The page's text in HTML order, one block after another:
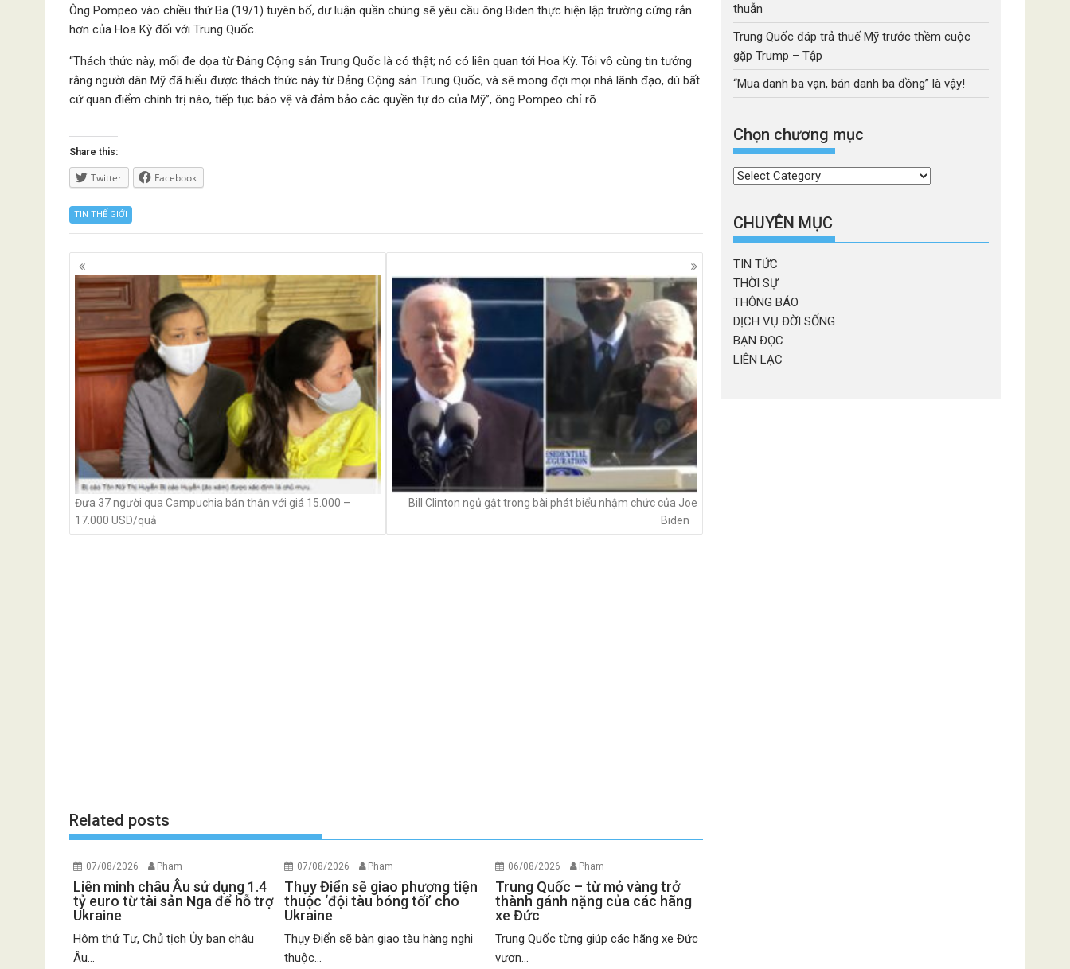
Ông Pompeo vào chiều thứ Ba (19/1) tuyên bố, dư luận quần chúng sẽ yêu cầu ông Biden thực hiện lập trường cứng rắn
hơn của Hoa Kỳ đối với Trung Quốc.
“Thách thức này, mối đe dọa từ Đảng Cộng sản Trung Quốc là có thật; nó có liên quan tới Hoa Kỳ. Tôi vô cùng tin tưởng
rằng người dân Mỹ đã hiểu được thách thức này từ Đảng Cộng sản Trung Quốc, và sẽ mong đợi mọi nhà lãnh đạo, dù bất
cứ quan điểm chính trị nào, tiếp tục bảo vệ và đảm bảo các quyền tự do của Mỹ”, ông Pompeo chỉ rõ.
Share this:
Twitter Facebook
TIN THẾ GIỚI
Posts
navigation
Đưa 37 người qua Campuchia bán thận với giá 15.000 –
17.000 USD/quả
Bill Clinton ngủ gật trong bài phát biểu nhậm chức của Joe
Biden
Related posts
07/08/2026 Pham
Liên minh châu Âu sử dụng 1.4
tỷ euro từ tài sản Nga để hỗ trợ
Ukraine
Hôm thứ Tư, Chủ tịch Ủy ban châu
Âu...
07/08/2026 Pham
Thụy Điển sẽ giao phương tiện
thuộc ‘đội tàu bóng tối’ cho
Ukraine
Thụy Điển sẽ bàn giao tàu hàng nghi
thuộc...
06/08/2026 Pham
Trung Quốc – từ mỏ vàng trở
thành gánh nặng của các hãng
xe Đức
Trung Quốc từng giúp các hãng xe Đức
vươn...
thuẫn
Trung Quốc đáp trả thuế Mỹ trước thềm cuộc
gặp Trump – Tập
“Mua danh ba vạn, bán danh ba đồng” là vậy!
Chọn chương mục
Chọn
mục
CHUYÊN MỤC
TIN TỨC
THỜI SỰ
THÔNG BÁO
DỊCH VỤ ĐỜI SỐNG
BẠN ĐỌC
LIÊN LẠC